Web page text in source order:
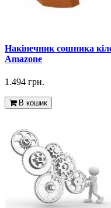
Накінечник сошника
Amazone
1.494 грн.
В кошик